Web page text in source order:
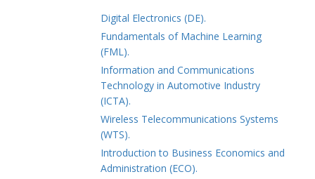
Digital Electronics (DE).
Fundamentals of Machine Learning
(FML).
Information and Communications
Technology in Automotive Industry
(ICTA).
Wireless Telecommunications Systems
(WTS).
Introduction to Business Economics and
Administration (ECO).